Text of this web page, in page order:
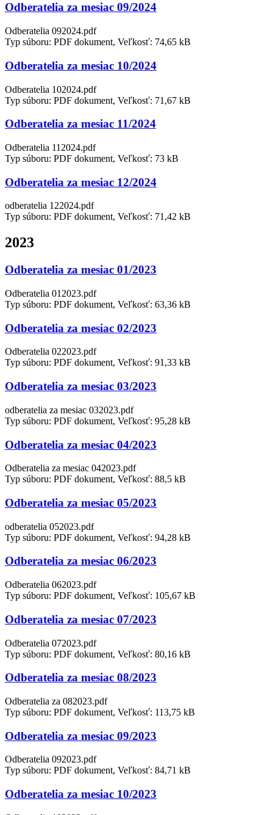
Odberatelia za mesiac 09/2024
Odberatelia 092024.pdf
Typ súboru: PDF dokument, Veľkosť: 74,65 kB
Odberatelia za mesiac 10/2024
Odberatelia 102024.pdf
Typ súboru: PDF dokument, Veľkosť: 71,67 kB
Odberatelia za mesiac 11/2024
Odberatelia 112024.pdf
Typ súboru: PDF dokument, Veľkosť: 73 kB
Odberatelia za mesiac 12/2024
odberatelia 122024.pdf
Typ súboru: PDF dokument, Veľkosť: 71,42 kB
2023
Odberatelia za mesiac 01/2023
Odberatelia 012023.pdf
Typ súboru: PDF dokument, Veľkosť: 63,36 kB
Odberatelia za mesiac 02/2023
Odberatelia 022023.pdf
Typ súboru: PDF dokument, Veľkosť: 91,33 kB
Odberatelia za mesiac 03/2023
odberatelia za mesiac 032023.pdf
Typ súboru: PDF dokument, Veľkosť: 95,28 kB
Odberatelia za mesiac 04/2023
Odberatelia za mesiac 042023.pdf
Typ súboru: PDF dokument, Veľkosť: 88,5 kB
Odberatelia za mesiac 05/2023
odberatelia 052023.pdf
Typ súboru: PDF dokument, Veľkosť: 94,28 kB
Odberatelia za mesiac 06/2023
Odberatelia 062023.pdf
Typ súboru: PDF dokument, Veľkosť: 105,67 kB
Odberatelia za mesiac 07/2023
Odberatelia 072023.pdf
Typ súboru: PDF dokument, Veľkosť: 80,16 kB
Odberatelia za mesiac 08/2023
Odberatelia za 082023.pdf
Typ súboru: PDF dokument, Veľkosť: 113,75 kB
Odberatelia za mesiac 09/2023
Odberatelia 092023.pdf
Typ súboru: PDF dokument, Veľkosť: 84,71 kB
Odberatelia za mesiac 10/2023